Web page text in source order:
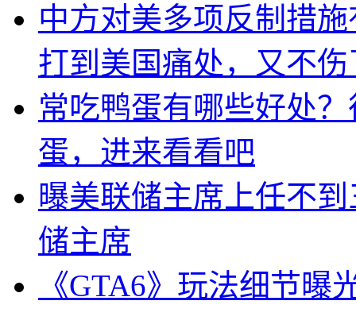
中方对美多项反制措
打到美国痛处，又不
常吃鸭蛋有哪些好处
蛋，进来看看吧
曝美联储主席上任不
储主席
《GTA6》玩法细节